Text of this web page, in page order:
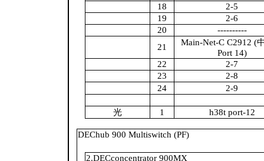
18
2-5
19
2-6
20
----------
21
Main-Net-CC2912 (
Port 14)
22
2-7
23
2-8
24
2-9
光 1 h38t port-12
DEChub 900 Multiswitch (PF)
2.DECconcentrator 900MX